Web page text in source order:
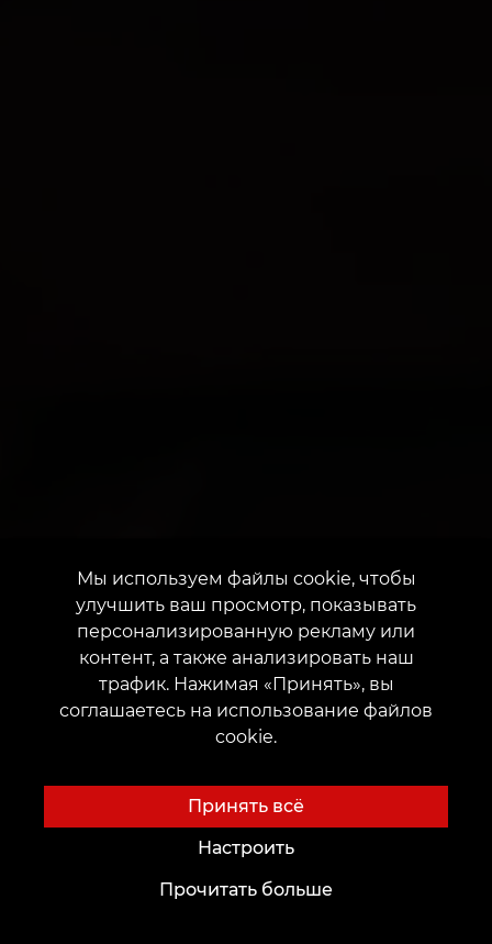
Мы используем файлы cookie, чтобы
улучшить ваш просмотр, показывать
персонализированную рекламу или
контент, а также анализировать наш
трафик. Нажимая «Принять», вы
соглашаетесь на использование файлов
cookie.
Принять всё
Настроить
Прочитать больше